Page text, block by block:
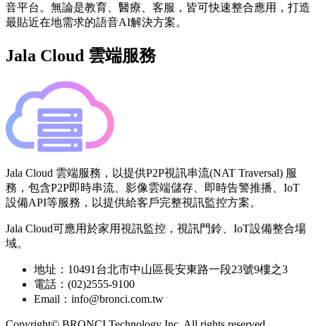
音平台。無論是教育、醫療、客服，皆可快速整合應用，打造
最貼近在地需求的語音AI解決方案。
Jala Cloud 雲端服務
Jala Cloud 雲端服務，以提供P2P視訊串流(NAT Traversal) 服
務，包含P2P即時串流、影像雲端儲存、即時告警推播、IoT
設備API等服務，以提供給客戶完整視訊監控方案。
Jala Cloud可應用於家用視訊監控，視訊門鈴、IoT設備整合場
域。
地址：10491台北市中山區長安東路一段23號9樓之3
電話：(02)2555-9100
Email：info@bronci.com.tw